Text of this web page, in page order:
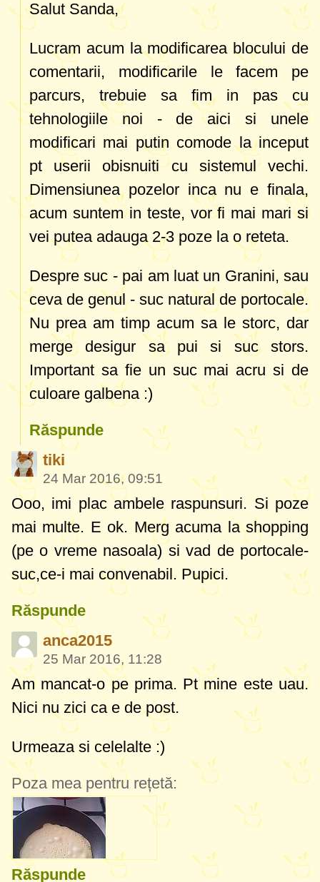
Salut Sanda,
Lucram acum la modificarea blocului de
comentarii, modificarile le facem pe
parcurs, trebuie sa fim in pas cu
tehnologiile noi - de aici si unele
modificari mai putin comode la inceput
pt userii obisnuiti cu sistemul vechi.
Dimensiunea pozelor inca nu e finala,
acum suntem in teste, vor fi mai mari si
vei putea adauga 2-3 poze la o reteta.
Despre suc - pai am luat un Granini, sau
ceva de genul - suc natural de portocale.
Nu prea am timp acum sa le storc, dar
merge desigur sa pui si suc stors.
Important sa fie un suc mai acru si de
culoare galbena :)
Răspunde
tiki
24 Mar 2016, 09:51
Ooo, imi plac ambele raspunsuri. Si poze
mai multe. E ok. Merg acuma la shopping
(pe o vreme nasoala) si vad de portocale-
suc,ce-i mai convenabil. Pupici.
Răspunde
anca2015
25 Mar 2016, 11:28
Am mancat-o pe prima. Pt mine este uau.
Nici nu zici ca e de post.
Urmeaza si celelalte :)
Poza mea pentru rețetă:
Răspunde